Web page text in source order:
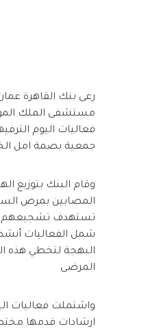
رعى بنك القاهرة
مستشفى الملك
فعاليات اليوم
جمعية بصمة امل
وقام البنك بتوزيع
المصابين بمرض
تستهدف تشجيعهم
شمل الفعاليات
البهجة لتخطي هذه
المرضى
واشتملت فعاليات
ارشادات قدمها